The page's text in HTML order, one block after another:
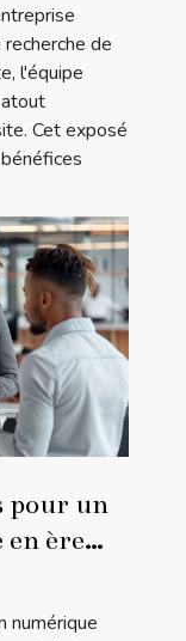
de
l'équipe
Cet exposé
pour un
ère
numérique